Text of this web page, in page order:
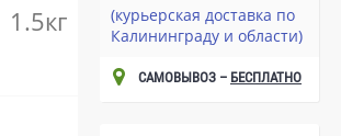
(курьерская доставка по
Калининграду и области)
САМОВЫВОЗ – БЕСПЛАТНО
1.5кг